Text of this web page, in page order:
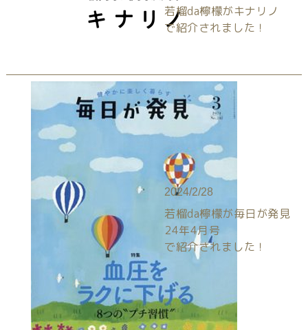
若榴da檸檬がキナリノ
で紹介されました！
2024/2/28
若榴da檸檬が毎日が発見
24年4月号
で紹介されました！